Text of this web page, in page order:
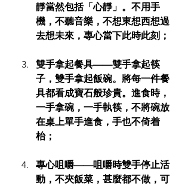
靜當然包括「心靜」。不用手
機，不聽音樂，不想東想西想過
去想未來，專心當下此時此刻；
雙手拿起餐具——雙手拿起筷
子，雙手拿起飯碗。將每一件餐
具都看成寶石般珍貴。進食時，
一手拿碗，一手執筷，不將碗放
在桌上單手進食，手也不倚着
枱；
專心咀嚼——咀嚼時雙手停止活
動，不夾飯菜，甚麼都不做，可